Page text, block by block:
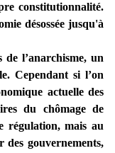
constitutionnalité.
désossée jusqu'à
de l’anarchisme, un
Cependant si l’on
actuelle des
du chômage de
régulation, mais au
gouvernements,